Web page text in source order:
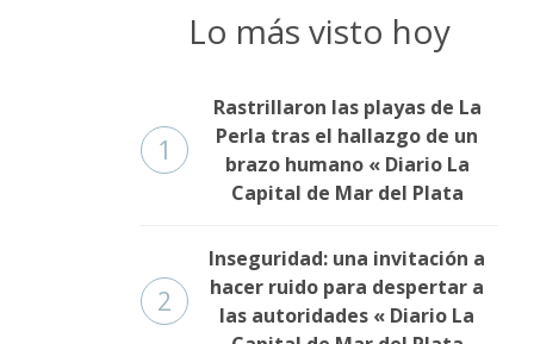
Lo más visto hoy
1
Rastrillaron las playas de La
Perla tras el hallazgo de un
brazo humano « Diario La
Capital de Mar del Plata
2
Inseguridad: una invitación a
hacer ruido para despertar a
las autoridades « Diario La